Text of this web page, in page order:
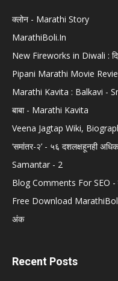
क्लोन - Marathi Story
MarathiBoli.In
New Fireworks in Diwali :
Pipani Marathi Movie Review
Marathi Kavita : Balkavi -
बाबा - Marathi Kavita
Veena Jagtap Wiki,
‘समांतर-२’ - ५६ दशलक्षहूनही
Samantar - 2
Blog Comments For SEO -
Free Download MarathiBoli
अंक
Recent Posts